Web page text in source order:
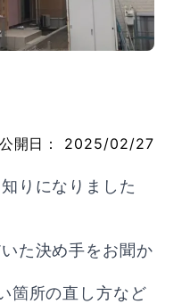
わせ
公開日： 2025/02/27
りになりました
た決め手をお聞か
箇所の直し方など